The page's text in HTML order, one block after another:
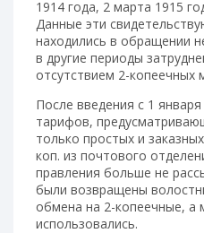
1914 года, 2 марта 1915
Данные эти
находились в обращении
в другие периоды
отсутствием 2-копеечных
После введения с 1
тарифов,
только простых и
коп. из почтового
правления больше не
были возвращены
обмена на 2-копеечные, а
использовались.